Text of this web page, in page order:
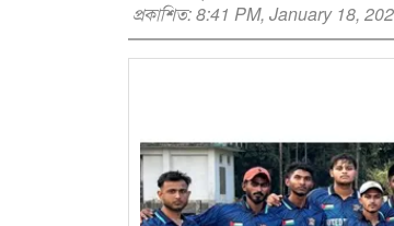
প্রকাশিত: 8:41 PM, January 18,